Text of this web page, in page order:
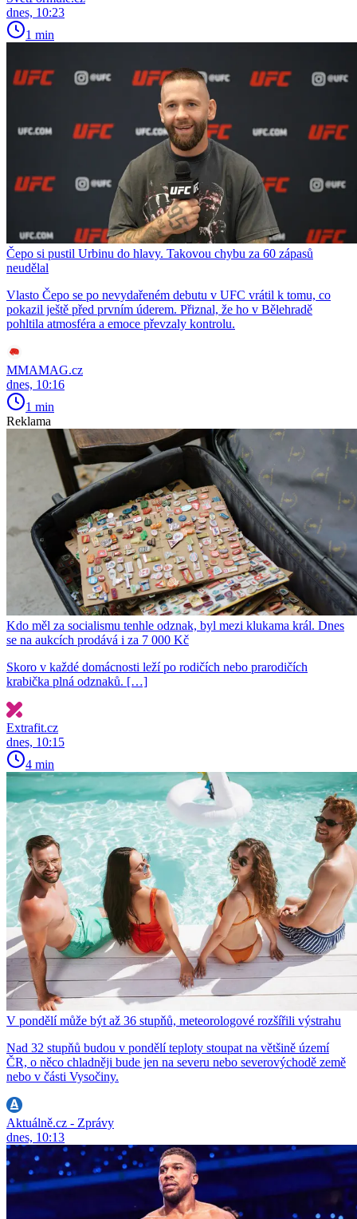
dnes, 10:23
1 min
Čepo si pustil Urbinu do hlavy. Takovou chybu za 60 zápasů
neudělal
Vlasto Čepo se po nevydařeném debutu v UFC vrátil k tomu, co
pokazil ještě před prvním úderem. Přiznal, že ho v Bělehradě
pohltila atmosféra a emoce převzaly kontrolu.
MMAMAG.cz
dnes, 10:16
1 min
Reklama
Kdo měl za socialismu tenhle odznak, byl mezi klukama král. Dnes
se na aukcích prodává i za 7 000 Kč
Skoro v každé domácnosti leží po rodičích nebo prarodičích
krabička plná odznaků. […]
Extrafit.cz
dnes, 10:15
4 min
V pondělí může být až 36 stupňů, meteorologové rozšířili výstrahu
Nad 32 stupňů budou v pondělí teploty stoupat na většině území
ČR, o něco chladněji bude jen na severu nebo severovýchodě země
nebo v části Vysočiny.
Aktuálně.cz - Zprávy
dnes, 10:13